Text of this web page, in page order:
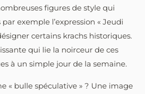
figures de style qui
exemple l’expression « Jeudi
certains krachs historiques.
qui lie la noirceur de ces
à un simple jour de la semaine.
« bulle spéculative » ? Une image